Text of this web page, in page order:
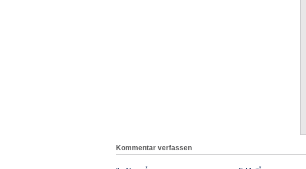
Kommentar verfassen